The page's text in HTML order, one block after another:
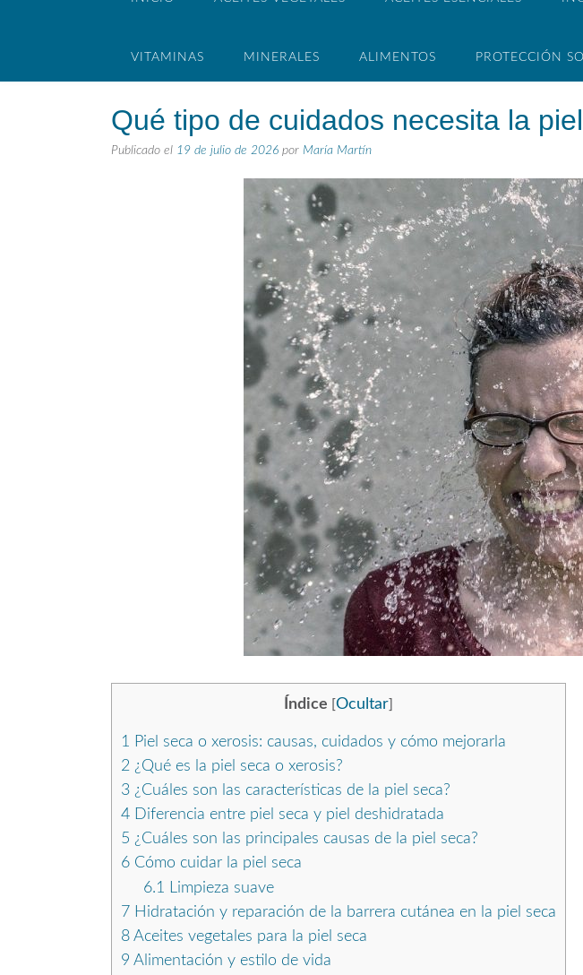
VITAMINAS MINERALES ALIMENTOS PROTECCIÓN
Qué tipo de cuidados necesita la
Publicado el 19 de julio de 2026 por María Martín
Índice [Ocultar]
1
Piel seca o xerosis: causas, cuidados y cómo mejorarla
2 ¿Qué es la piel seca o xerosis?
3 ¿Cuáles son las características de la piel seca?
4 Diferencia entre piel seca y piel deshidratada
5 ¿Cuáles son las principales causas de la piel seca?
6 Cómo cuidar la piel seca
6.1
Limpieza suave
7 Hidratación y reparación de la barrera cutánea en la piel seca
8 Aceites vegetales para la piel seca
9 Alimentación y estilo de vida